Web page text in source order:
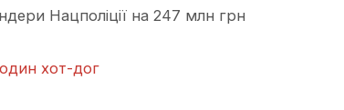
Нацполіції на 247 млн грн
хот-дог